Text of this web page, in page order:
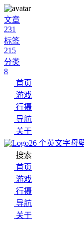
文章
231
标签
215
分类
8
首页
游戏
行摄
导航
关于
26 个英文字母
搜索
首页
游戏
行摄
导航
关于